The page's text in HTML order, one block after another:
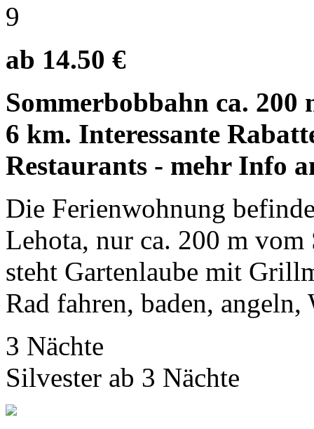
9
ab 14.50 €
Sommerbobbahn ca. 200
6 km. Interessante
Restaurants - mehr Info
Die Ferienwohnung
Lehota, nur ca. 200 m
steht Gartenlaube mit
Rad fahren, baden, angeln,
3 Nächte
Silvester ab 3 Nächte